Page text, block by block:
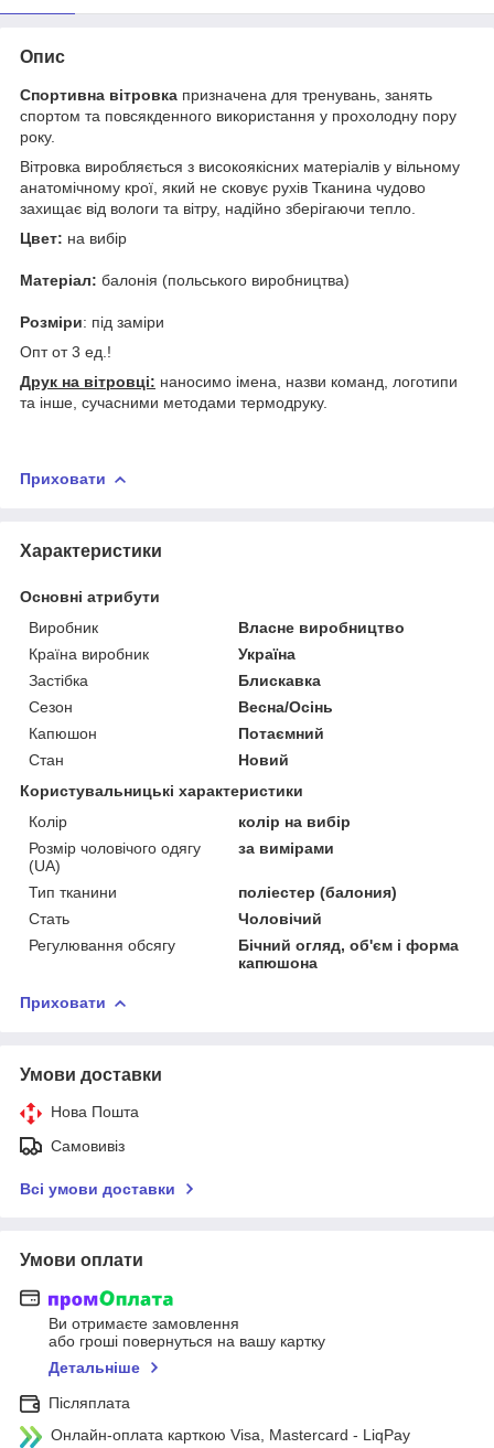
Опис
Спортивна вітровка призначена для тренувань, занять
спортом та повсякденного використання у прохолодну пору
року.
Вітровка виробляється з високоякісних матеріалів у вільному
анатомічному крої, який не сковує рухів Тканина чудово
захищає від вологи та вітру, надійно зберігаючи тепло.
Цвет: на вибір
Матеріал: балонія (польського виробництва)
Розміри: під заміри
Опт от 3 ед.!
Друк на вітровці: наносимо імена, назви команд, логотипи
та інше, сучасними методами термодруку.
Приховати
Характеристики
Основні атрибути
Виробник
Власне виробництво
Країна виробник
Україна
Застібка
Блискавка
Сезон
Весна/Осінь
Капюшон
Потаємний
Стан
Новий
Користувальницькі характеристики
Колір
колір на вибір
Розмір чоловічого одягу
(UA)
за вимірами
Тип тканини
поліестер (балония)
Стать
Чоловічий
Регулювання обсягу
Бічний огляд, об'єм і форма
капюшона
Приховати
Умови доставки
Нова Пошта
Самовивіз
Всі умови доставки
Умови оплати
Ви отримаєте замовлення
або гроші повернуться на вашу картку
Детальніше
Післяплата
Онлайн-оплата карткою Visa, Mastercard - LiqPay